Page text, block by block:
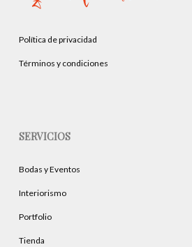
Política de privacidad
Términos y condiciones
SERVICIOS
Bodas y Eventos
Interiorismo
Portfolio
Tienda